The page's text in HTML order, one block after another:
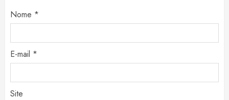
Nome *
E-mail *
Site